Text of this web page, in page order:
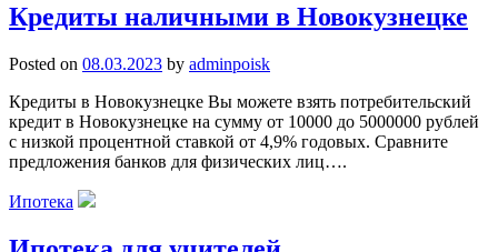
Кредиты наличными в Новокузнецке
Posted on 08.03.2023 by adminpoisk
Кредиты в Новокузнецке Вы можете взять потребительский
кредит в Новокузнецке на сумму от 10000 до 5000000 рублей
c низкой процентной ставкой от 4,9% годовых. Сравните
предложения банков для физических лиц….
Ипотека